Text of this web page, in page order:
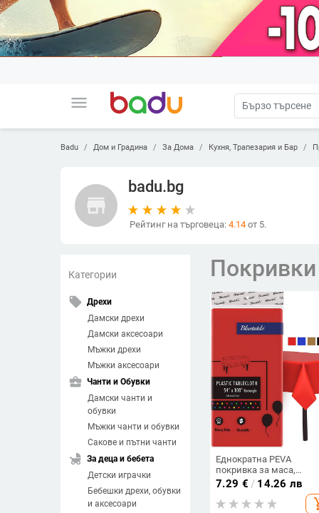
menu
Badu Дом и Градина За Дома Кухня, Трапезария и Бар
store
badu.bg
Рейтинг на търговеца: 4.14 от 5.
Категории
local_offer Дрехи
Дамски дрехи
Дамски аксесоари
Мъжки дрехи
Мъжки аксесоари
business_center Чанти и Обувки
Дамски чанти и
обувки
Мъжки чанти и обувки
Сакове и пътни чанти
child_friendly За деца и бебета
Детски играчки
Бебешки дрехи, обувки
и аксесоари
Покривки
Еднократна PEVA
покривка за маса,
фланелен нетъкан
текстил, водоустойчива
устойчива на масло,
7.29 € / 14.26 лв